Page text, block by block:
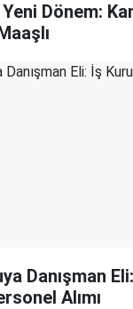
Dönem:
Danışman
Alımı